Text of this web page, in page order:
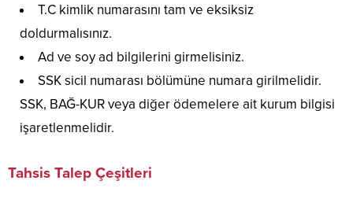
T.C kimlik numarasını tam ve eksiksiz
doldurmalısınız.
Ad ve soy ad bilgilerini girmelisiniz.
SSK sicil numarası bölümüne numara girilmelidir.
SSK, BAĞ-KUR veya diğer ödemelere ait kurum bilgisi
işaretlenmelidir.
Tahsis Talep Çeşitleri